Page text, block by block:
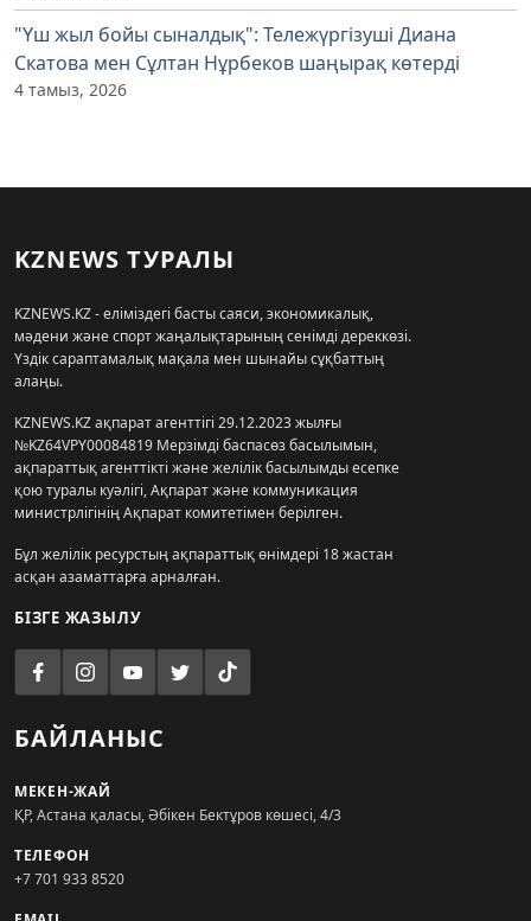
"Үш жыл бойы сыналдық": Тележүргізуші Диана
Скатова мен Сұлтан Нұрбеков шаңырақ көтерді
4 тамыз, 2026
KZNEWS ТУРАЛЫ
KZNEWS.KZ - еліміздегі басты саяси, экономикалық,
мәдени және спорт жаңалықтарының сенімді дереккөзі.
Үздік сараптамалық мақала мен шынайы сұқбаттың
алаңы.
KZNEWS.KZ ақпарат агенттігі 29.12.2023 жылғы
№KZ64VPY00084819 Мерзімді баспасөз басылымын,
ақпараттық агенттікті және желілік басылымды есепке
қою туралы куәлігі, Ақпарат және коммуникация
министрлігінің Ақпарат комитетімен берілген.
Бұл желілік ресурстың ақпараттық өнімдері 18 жастан
асқан азаматтарға арналған.
БІЗГЕ ЖАЗЫЛУ
БАЙЛАНЫС
МЕКЕН-ЖАЙ
ҚР, Астана қаласы, Әбікен Бектұров көшесі, 4/3
ТЕЛЕФОН
+7 701 933 8520